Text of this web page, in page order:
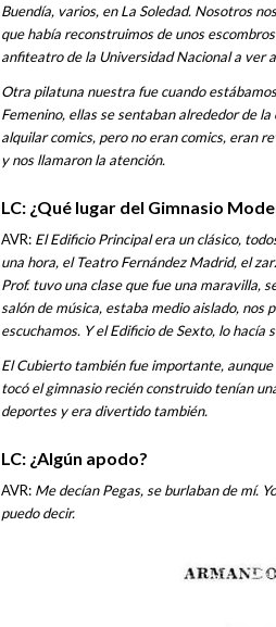
Buendía, varios, en La Soledad. Nosotros
que había reconstruimos de unos
anfiteatro de la Universidad Nacional a ver
Otra pilatuna nuestra fue cuando
Femenino, ellas se sentaban alrededor de
alquilar comics, pero no eran comics, eran
y nos llamaron la atención.
LC: ¿Qué lugar del Gimnasio
AVR: El Edificio Principal era un clásico,
una hora, el Teatro Fernández Madrid, el
Prof. tuvo una clase que fue una maravilla,
salón de música, estaba medio aislado, nos
escuchamos. Y el Edificio de Sexto, lo
El Cubierto también fue importante,
tocó el gimnasio recién construido tenían
deportes y era divertido también.
LC: ¿Algún apodo?
AVR: Me decían Pegas, se burlaban de mí.
puedo decir.